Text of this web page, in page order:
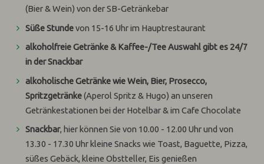
(Bier & Wein) von der SB-Getränkebar
Süße Stundevon 15-16 Uhr im Hauptrestaurant
alkoholfreie Getränke & Kaffee-/Tee Auswahl gibt es 24/7
in der Snackbar
alkoholische Getränke wie Wein, Bier, Prosecco,
Spritzgetränke(Aperol Spritz & Hugo) an unseren
Getränkestationen bei der Hotelbar & im Cafe Chocolate
Snackbar, hier könnenSie von 10.00 - 12.00 Uhr und von
13.30 - 17.30 Uhr kleine Snacks wie Toast, Baguette, Pizza,
süßes Gebäck, kleine Obstteller, Eis genießen